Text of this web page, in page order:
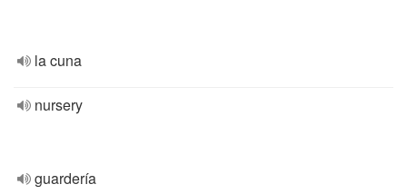
la cuna
nursery
guardería